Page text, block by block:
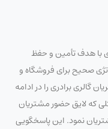
با هدف تأمین و حفظ
نمود. تعیین استراتژی صحیح برای فروشگاه و
برادری را در ادامه
که لایق حضور مشتریان
نمود. این پاسخگویی